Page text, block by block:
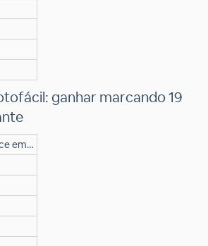
ganhar marcando 19
em…